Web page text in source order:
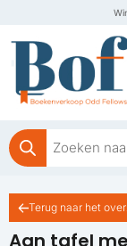
inhoud
Producten
zoeken
Aan tafel
Terug naar het